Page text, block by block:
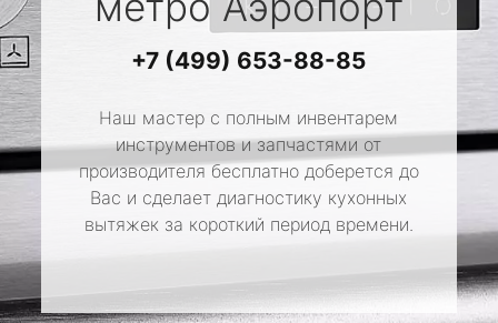
+7 (499) 653-88-85
Наш мастер с полным инвентарем
инструментов и запчастями от
производителя бесплатно доберется до
Вас и сделает диагностику кухонных
вытяжек за короткий период времени.